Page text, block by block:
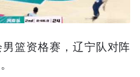
篮资格赛，辽宁队对阵